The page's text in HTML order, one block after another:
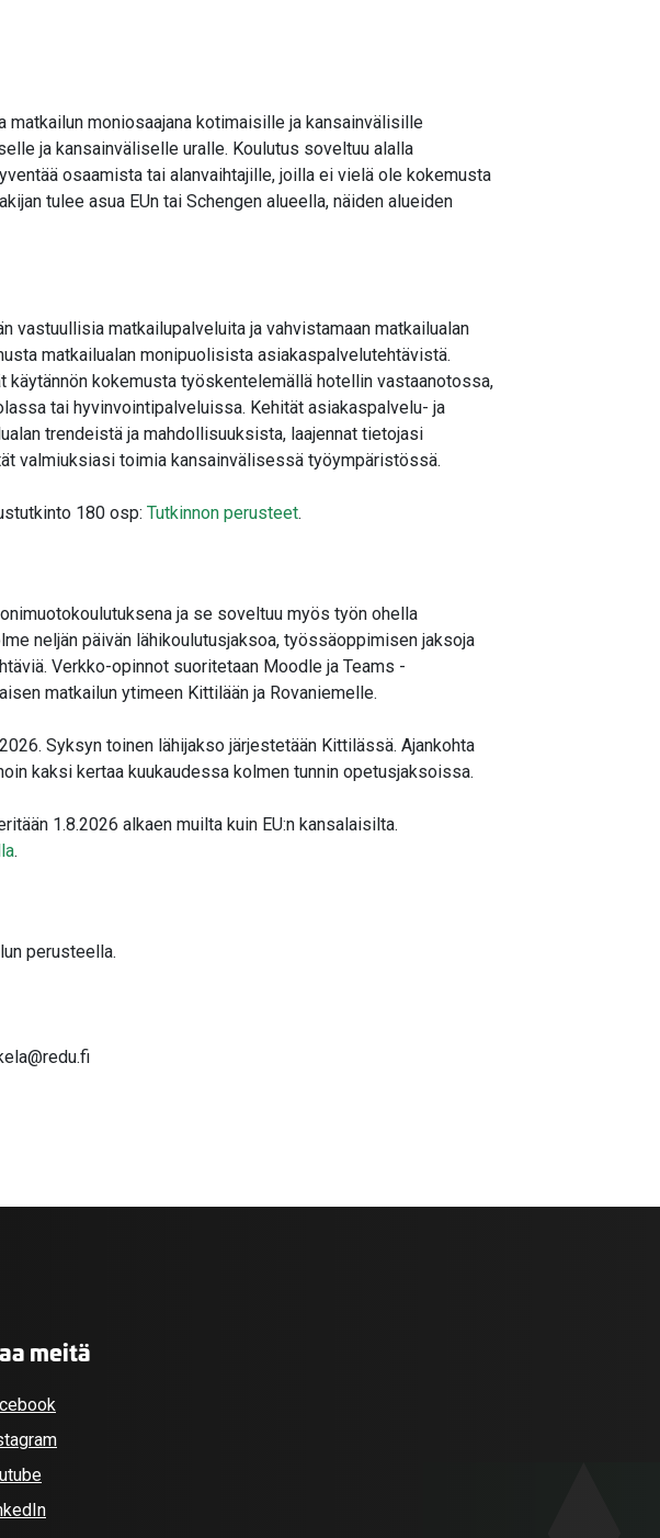
moniosaajana kotimaisille ja kansainvälisille
ja kansainväliselle uralle. Koulutus soveltuu alalla
osaamista tai alanvaihtajille, joilla ei vielä ole kokemusta
tulee asua EUn tai Schengen alueella, näiden alueiden
vastuullisia matkailupalveluita ja vahvistamaan matkailualan
matkailualan monipuolisista asiakaspalvelutehtävistä.
kokemusta työskentelemällä hotellin vastaanotossa,
tai hyvinvointipalveluissa. Kehität asiakaspalvelu- ja
trendeistä ja mahdollisuuksista, laajennat tietojasi
valmiuksiasi toimia kansainvälisessä työympäristössä.
180 osp: Tutkinnon perusteet.
ja se soveltuu myös työn ohella
neljän päivän lähikoulutusjaksoa, työssäoppimisen jaksoja
Verkko-opinnot suoritetaan Moodle ja Teams -
matkailun ytimeen Kittilään ja Rovaniemelle.
Syksyn toinen lähijakso järjestetään Kittilässä. Ajankohta
kaksi kertaa kuukaudessa kolmen tunnin opetusjaksoissa.
1.8.2026 alkaen muilta kuin EU:n kansalaisilta.
.
perusteella.
meitä